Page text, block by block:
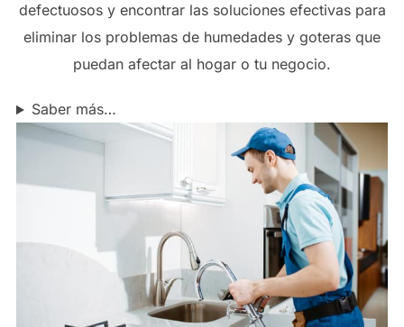
defectuosos y encontrar las soluciones efectivas para
eliminar los problemas de humedades y goteras que
puedan afectar al hogar o tu negocio.
Saber más…